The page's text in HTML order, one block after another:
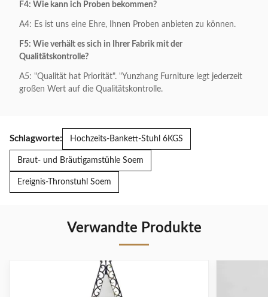
F4: Wie kann ich Proben bekommen?
A4: Es ist uns eine Ehre, Ihnen Proben anbieten zu können.
F5: Wie verhält es sich in Ihrer Fabrik mit der
Qualitätskontrolle?
A5: "Qualität hat Priorität". "Yunzhang Furniture legt jederzeit
großen Wert auf die Qualitätskontrolle.
Schlagworte: Hochzeits-Bankett-Stuhl 6KGS
Braut- und Bräutigamstühle Soem
Ereignis-Thronstuhl Soem
Verwandte Produkte